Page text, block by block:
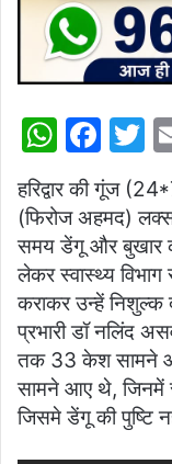
W
at
s
A
p
p
F
a
c
e
b
o
o
k
T
हरिद्वार की गूंज
(फिरोज अहमद)
समय डेंगू और बुखार
लेकर स्वास्थ्य विभाग
कराकर उन्हें निशुल्क
प्रभारी डॉ नलिंद
तक 33 केश सामने आए
सामने आए थे, जिनमें
जिसमे डेंगू की पुष्टि